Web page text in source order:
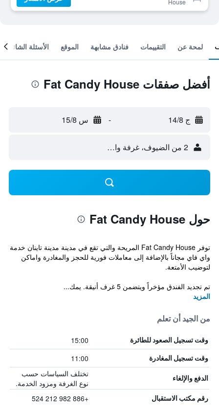
House
لمحة عن التقييمات فنادق مشابهة الموقع الأسئلة الشائعة
أفضل صفقات Fat Candy House
ج 14/8 - س 15/8
2 من الضيوف، غرفة واحدة
حول Fat Candy House
توفر Fat Candy House المريحة والتي تقع في مدينة مدينة تاينان خدمة
واي فاي مجاناً بالإضافة إلى معاملات فورية للحجز والمغادرة واماكن
لتوضيب الأمتعة.
تم تجديد الفندق مؤخراً ويتضمن 5 غرف أنيقة. يمك...
المزيد
من الجيد أن تعلم
وقت تسجيل الصعود للطائرة 15:00
وقت تسجيل المغادرة 11:00
الدفع والإلغاء
تختلف السياسات حسب
نوع الغرفة ومزود الخدمة.
رقم مكتب الاستقبال +886 982 212 524